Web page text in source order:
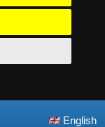
English